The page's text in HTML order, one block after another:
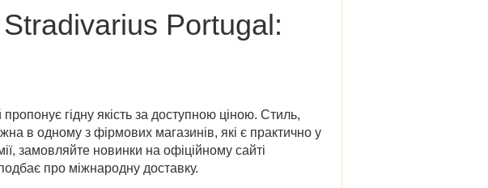
Stradivarius Portugal:
гідну якість за доступною ціною. Стиль,
в одному з фірмових магазинів, які є практично у
замовляйте новинки на офіційному сайті
про міжнародну доставку.